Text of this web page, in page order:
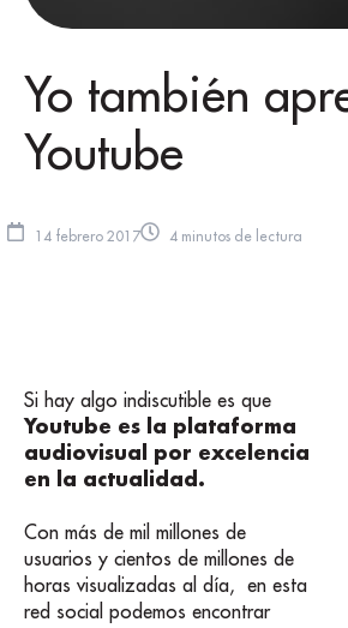
Yo también
Youtube
14 febrero 2017 4 minutos de lectura
Si hay algo indiscutible es que
Youtube es la plataforma
audiovisual por excelencia
en la actualidad.
Con más de mil millones de
usuarios y cientos de millones de
horas visualizadas al día, en esta
red social podemos encontrar